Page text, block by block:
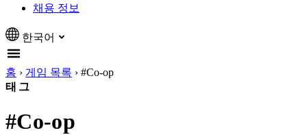
채용 정보
한국어
홈 › 게임 목록 › #Co-op
태그
#Co-op